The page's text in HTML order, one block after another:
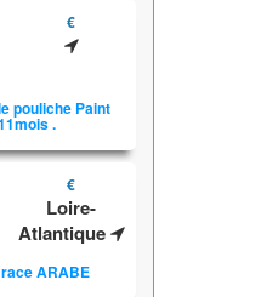
€
pouliche Paint
.
€
Loire-
Atlantique
ARABE